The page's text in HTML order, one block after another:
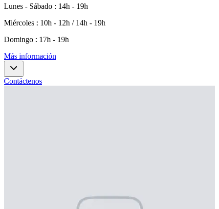
Lunes - Sábado : 14h - 19h
Miércoles : 10h - 12h / 14h - 19h
Domingo : 17h - 19h
Más información
Contáctenos